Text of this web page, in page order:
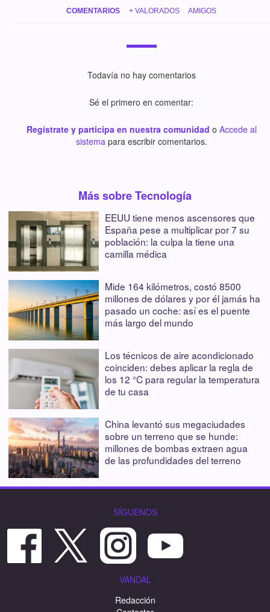
COMENTARIOS + VALORADOS AMIGOS
Todavía no hay comentarios
Sé el primero en comentar:
Regístrate y participa en nuestra comunidad o Accede al
sistemapara escribir comentarios.
Más sobre Tecnología
EEUU tiene menos ascensores que
España pese a multiplicar por 7 su
población: la culpa la tiene una
camilla médica
Mide 164 kilómetros, costó 8500
millones de dólares y por él jamás ha
pasado un coche: así es el puente
más largo del mundo
Los técnicos de aire acondicionado
coinciden: debes aplicar la regla de
los 12 °C para regular la temperatura
de tu casa
China levantó sus megaciudades
sobre un terreno que se hunde:
millones de bombas extraen agua
de las profundidades del terreno
SÍGUENOS
VANDAL
Redacción